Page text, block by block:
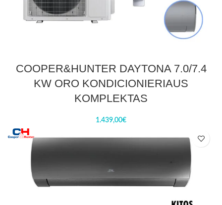
COOPER&HUNTER DAYTONA 7.0/7.4
KW ORO KONDICIONIERIAUS
KOMPLEKTAS
1.439,00€